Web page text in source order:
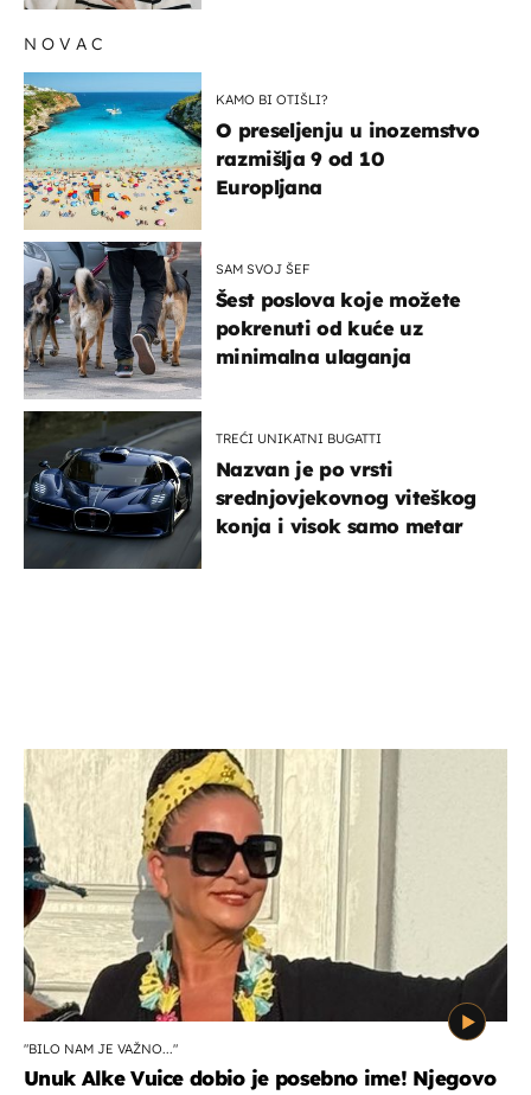
NOVAC
KAMO BI OTIŠLI?
O preseljenju u inozemstvo
razmišlja 9 od 10
Europljana
SAM SVOJ ŠEF
Šest poslova koje možete
pokrenuti od kuće uz
minimalna ulaganja
TREĆI UNIKATNI BUGATTI
Nazvan je po vrsti
srednjovjekovnog viteškog
konja i visok samo metar
"BILO NAM JE VAŽNO..."
Unuk Alke Vuice dobio je posebno ime! Njegovo